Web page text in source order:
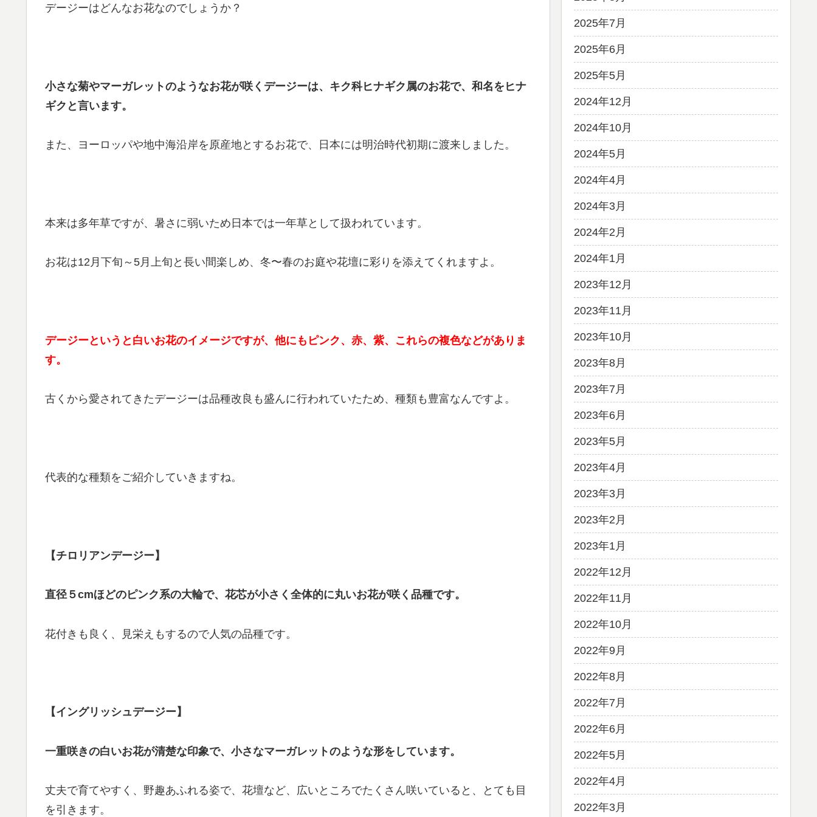
デージーはどんなお花なのでしょうか？
小さな菊やマーガレットのようなお花が咲くデージーは、キク科ヒナギク属のお花で、和名をヒナ
ギクと言います。
また、ヨーロッパや地中海沿岸を原産地とするお花で、日本には明治時代初期に渡来しました。
本来は多年草ですが、暑さに弱いため日本では一年草として扱われています。
お花は12月下旬～5月上旬と長い間楽しめ、冬〜春のお庭や花壇に彩りを添えてくれますよ。
デージーというと白いお花のイメージですが、他にもピンク、赤、紫、これらの複色などがありま
す。
古くから愛されてきたデージーは品種改良も盛んに行われていたため、種類も豊富なんですよ。
代表的な種類をご紹介していきますね。
【チロリアンデージー】
直径５cmほどのピンク系の大輪で、花芯が小さく全体的に丸いお花が咲く品種です。
花付きも良く、見栄えもするので人気の品種です。
【イングリッシュデージー】
一重咲きの白いお花が清楚な印象で、小さなマーガレットのような形をしています。
丈夫で育てやすく、野趣あふれる姿で、花壇など、広いところでたくさん咲いていると、とても目
を引きます。
2025年7月
2025年6月
2025年5月
2024年12月
2024年10月
2024年5月
2024年4月
2024年3月
2024年2月
2024年1月
2023年12月
2023年11月
2023年10月
2023年8月
2023年7月
2023年6月
2023年5月
2023年4月
2023年3月
2023年2月
2023年1月
2022年12月
2022年11月
2022年10月
2022年9月
2022年8月
2022年7月
2022年6月
2022年5月
2022年4月
2022年3月